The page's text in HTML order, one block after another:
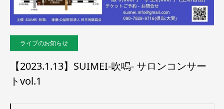
ライブのお知らせ
【2023.1.13】SUIMEI-吹鳴- サロンコンサー
トvol.1